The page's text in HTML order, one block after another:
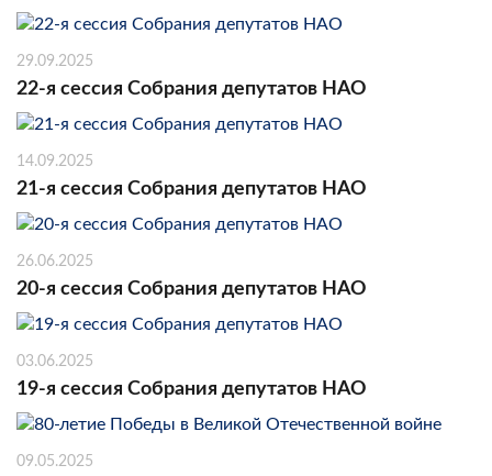
29.09.2025
22-я сессия Собрания депутатов НАО
14.09.2025
21-я сессия Собрания депутатов НАО
26.06.2025
20-я сессия Собрания депутатов НАО
03.06.2025
19-я сессия Собрания депутатов НАО
09.05.2025